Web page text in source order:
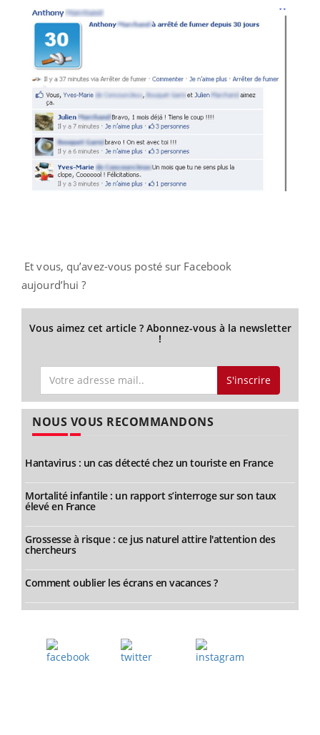
Et vous, qu’avez-vous posté sur Facebook
aujourd’hui ?
Vous aimez cet article ? Abonnez-vous à la newsletter
!
S'inscrire
NOUS VOUS RECOMMANDONS
Hantavirus : un cas détecté chez un touriste en France
Mortalité infantile : un rapport s’interroge sur son taux
élevé en France
Grossesse à risque : ce jus naturel attire l'attention des
chercheurs
Comment oublier les écrans en vacances ?